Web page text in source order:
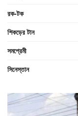
রক-টক
শিকড়ের টান
সমপ্রেমী
সিনেস্তান